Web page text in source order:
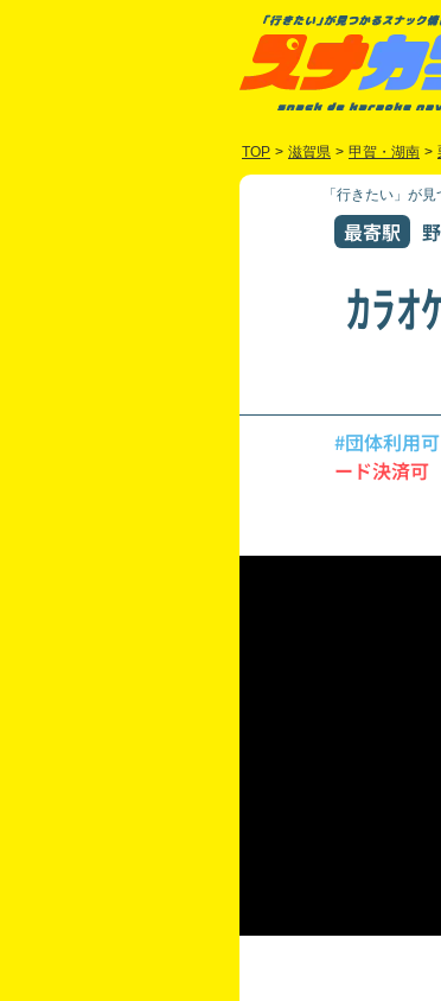
TOP > 滋賀県 > 甲賀・湖南 >
「行きたい」が
最寄駅
ｶﾗｵ
#団体利用可
ード決済可